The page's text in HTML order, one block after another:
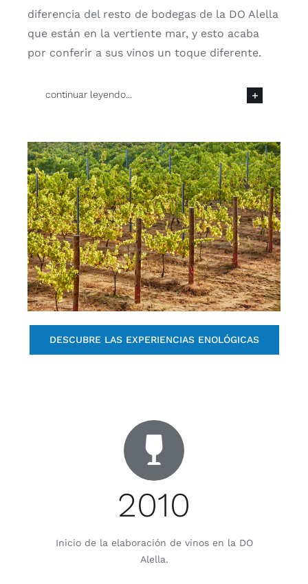
diferencia del resto de bodegas de la DO Alella
que están en la vertiente mar, y esto acaba
por conferir a sus vinos un toque diferente.
continuar leyendo...
DESCUBRE LAS EXPERIENCIAS ENOLÓGICAS
2010
Inicio de la elaboración de vinos en la DO
Alella.